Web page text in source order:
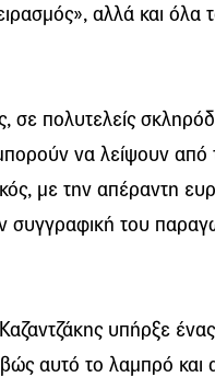
αλλά και όλα
πολυτελείς
να λείψουν από
με την απέραντη
του
υπήρξε
αυτό το λαμπρό και